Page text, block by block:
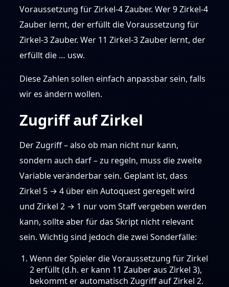
Voraussetzung für Zirkel-4 Zauber. Wer 9 Zirkel-4
Zauber lernt, der erfüllt die Voraussetzung für
Zirkel-3 Zauber. Wer 11 Zirkel-3 Zauber lernt, der
erfüllt die … usw.
Diese Zahlen sollen einfach anpassbar sein, falls
wir es ändern wollen.
Zugriff auf Zirkel
Der Zugriff – also ob man nicht nur kann,
sondern auch darf – zu regeln, muss die zweite
Variable veränderbar sein. Geplant ist, dass
Zirkel 5 → 4 über ein Autoquest geregelt wird
und Zirkel 2 → 1 nur vom Staff vergeben werden
kann, sollte aber für das Skript nicht relevant
sein. Wichtig sind jedoch die zwei Sonderfälle:
Wenn der Spieler die Voraussetzung für Zirkel
2 erfüllt (d.h. er kann 11 Zauber aus Zirkel 3),
bekommt er automatisch Zugriff auf Zirkel 2.